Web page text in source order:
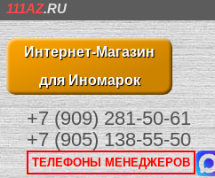
111AZ.RU
Интернет-Магазин
для Иномарок
+7 (909) 281-50-61
+7 (905) 138-55-50
ТЕЛЕФОНЫ МЕНЕДЖЕРОВ